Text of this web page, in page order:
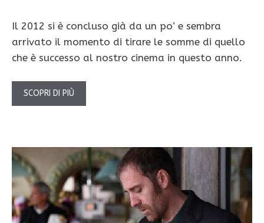
Il 2012 si è concluso già da un po’ e sembra
arrivato il momento di tirare le somme di quello
che è successo al nostro cinema in questo anno.
SCOPRI DI PIÙ